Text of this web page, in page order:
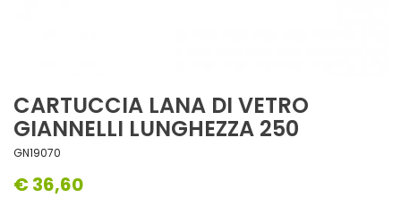
CARTUCCIA LANA DI VETRO
GIANNELLI LUNGHEZZA 250
GN19070
€ 36,60